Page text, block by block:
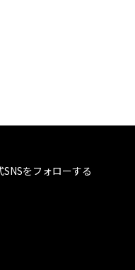
SNSをフォローする